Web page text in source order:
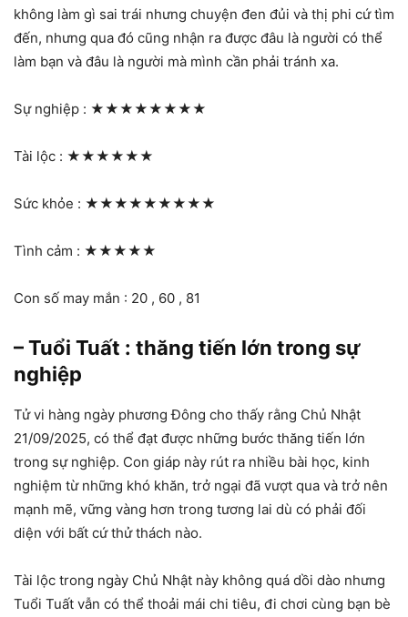
không làm gì sai trái nhưng chuyện đen đủi và thị phi cứ tìm
đến, nhưng qua đó cũng nhận ra được đâu là người có thể
làm bạn và đâu là người mà mình cần phải tránh xa.
Sự nghiệp : ★★★★★★★★
Tài lộc : ★★★★★★
Sức khỏe : ★★★★★★★★★
Tình cảm : ★★★★★
Con số may mắn : 20 , 60 , 81
– Tuổi Tuất : thăng tiến lớn trong sự
nghiệp
Tử vi hàng ngày phương Đông cho thấy rằng Chủ Nhật
21/09/2025, có thể đạt được những bước thăng tiến lớn
trong sự nghiệp. Con giáp này rút ra nhiều bài học, kinh
nghiệm từ những khó khăn, trở ngại đã vượt qua và trở nên
mạnh mẽ, vững vàng hơn trong tương lai dù có phải đối
diện với bất cứ thử thách nào.
Tài lộc trong ngày Chủ Nhật này không quá dồi dào nhưng
Tuổi Tuất vẫn có thể thoải mái chi tiêu, đi chơi cùng bạn bè